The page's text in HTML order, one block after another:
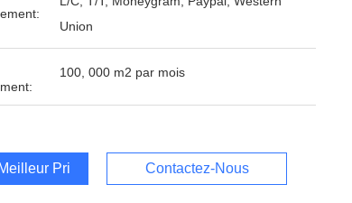
Union
100, 000 m2 par mois
Prix Contactez-Nous